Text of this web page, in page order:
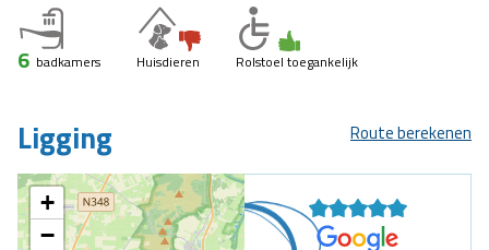
6 badkamers Huisdieren Rolstoel toegankelijk
Route berekenen
Ligging
+
−